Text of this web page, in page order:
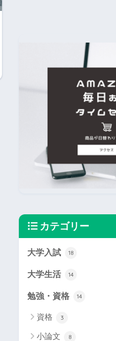
カテゴリー
大学入試 18
大学生活 14
勉強・資格 14
資格 3
小論文 8